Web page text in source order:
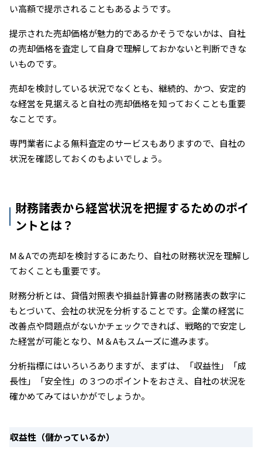
い高額で提示されることもあるようです。
提示された売却価格が魅力的であるかそうでないかは、自社
の売却価格を査定して自身で理解しておかないと判断できな
いものです。
売却を検討している状況でなくとも、継続的、かつ、安定的
な経営を見据えると自社の売却価格を知っておくことも重要
なことです。
専門業者による無料査定のサービスもありますので、自社の
状況を確認しておくのもよいでしょう。
財務諸表から経営状況を把握するためのポイ
ントとは？
M＆Aでの売却を検討するにあたり、自社の財務状況を理解し
ておくことも重要です。
財務分析とは、貸借対照表や損益計算書の財務諸表の数字に
もとづいて、会社の状況を分析することです。企業の経営に
改善点や問題点がないかチェックできれば、戦略的で安定し
た経営が可能となり、M＆Aもスムーズに進みます。
分析指標にはいろいろありますが、まずは、「収益性」「成
長性」「安全性」の３つのポイントをおさえ、自社の状況を
確かめてみてはいかがでしょうか。
収益性（儲かっているか）